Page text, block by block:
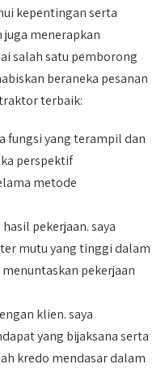
kepentingan serta
menerapkan
salah satu pemborong
beraneka pesanan
terbaik:
fungsi yang terampil dan
perspektif
metode
pekerjaan. saya
mutu yang tinggi dalam
pekerjaan
klien. saya
yang bijaksana serta
kredo mendasar dalam